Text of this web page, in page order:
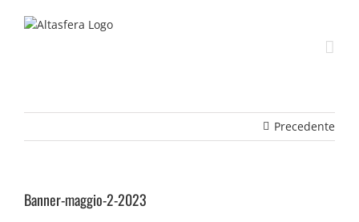
Precedente
Banner-maggio-2-2023